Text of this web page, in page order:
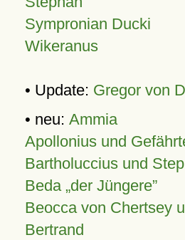
Sympronian Ducki
Wikeranus
• Update: Gregor von
• neu: Ammia
Apollonius und
Bartholuccius und
Beda „der Jüngere”
Beocca von Chertsey
Bertrand